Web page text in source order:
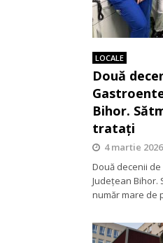
LOCALE
Două
Bihor.
tratați
4 martie
Două decenii
Județean Bihor.
număr mare de